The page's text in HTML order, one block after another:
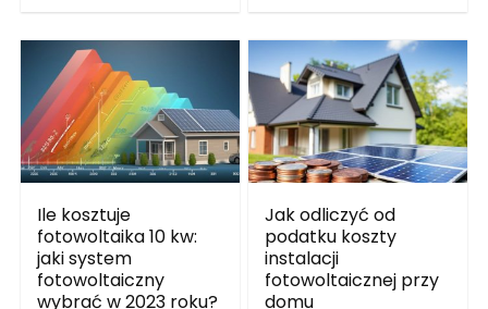
Ile kosztuje
fotowoltaika 10 kw:
jaki system
fotowoltaiczny
wybrać w 2023 roku?
Jak odliczyć od
podatku koszty
instalacji
fotowoltaicznej przy
domu